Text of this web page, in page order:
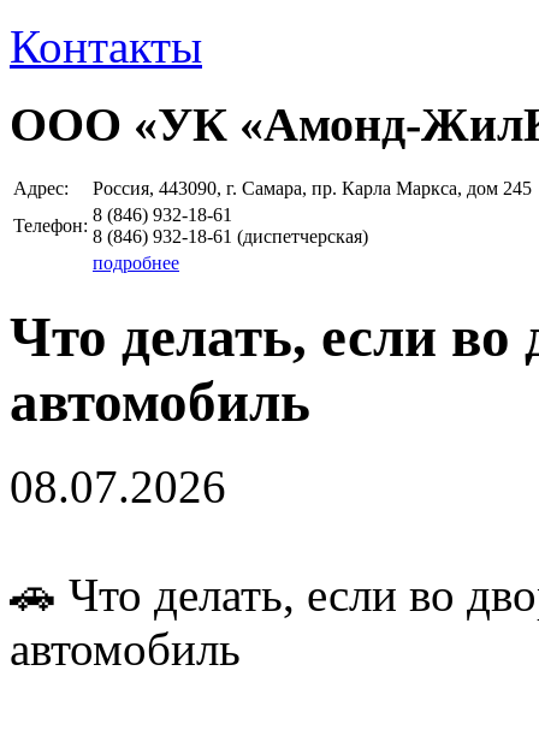
Контакты
ООО «УК «Амонд-
Адрес:
Россия, 443090, г. Самара, пр. Карла Маркса, дом 245
Телефон:
8 (846) 932-18-61
8 (846) 932-18-61 (диспетчерская)
подробнее
Что делать, если
автомобиль
08.07.2026
🚗 Что делать, если во
автомобиль